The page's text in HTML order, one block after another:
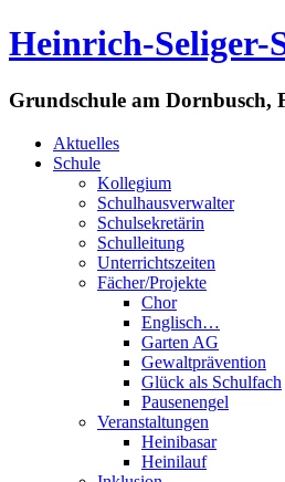
Heinrich-Seliger-
Grundschule am
Aktuelles
Schule
Kollegium
Schulhausverwalter
Schulsekretärin
Schulleitung
Unterrichtszeiten
Fächer/Projekte
Chor
Englisch…
Garten AG
Gewaltprävention
Glück als Schulfach
Pausenengel
Veranstaltungen
Heinibasar
Heinilauf